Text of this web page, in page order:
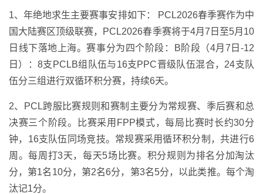
1、年绝地求生主要赛事安排如下： PCL2026春季赛作为中
国大陆赛区顶级联赛，PCL2026春季赛将于4月7日至5月10
日线下落地上海。赛事分为四个阶段：B阶段（4月7日-12
日）：8支PCLB组队伍与16支PPC晋级队伍混合，24支队
伍分三组进行双循环积分赛，持续6天。
2、PCL跨服比赛规则和赛制主要分为常规赛、季后赛和总
决赛三个阶段。比赛采用FPP模式，每局比赛时长约30分
钟，16支队伍同场竞技。常规赛采用循环积分制，共进行6
周。每周打3天，每天5场比赛。积分规则为排名分加淘汰
分，第1名10分，第2名6分，第3名5分，以此类推。每个淘
汰记1分。